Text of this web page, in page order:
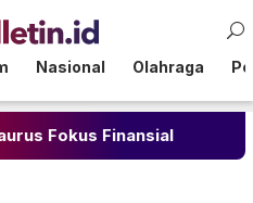
Nasional Olahraga
Finansial